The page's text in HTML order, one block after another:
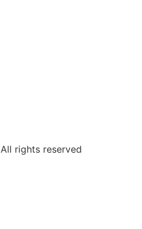
All rights reserved